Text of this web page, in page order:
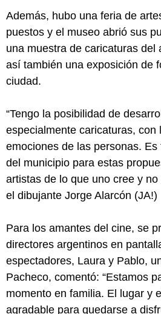
Además, hubo una feria de
puestos y el museo abrió sus
una muestra de caricaturas del
así también una exposición de
ciudad.
“Tengo la posibilidad de
especialmente caricaturas, con
emociones de las personas.
del municipio para estas
artistas de lo que uno cree y no
el dibujante Jorge Alarcón (JA!)
Para los amantes del cine, se
directores argentinos en
espectadores, Laura y Pablo,
Pacheco, comentó: “Estamos
momento en familia. El lugar y
agradable para quedarse a